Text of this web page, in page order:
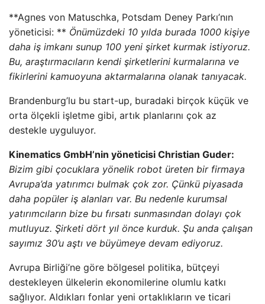
**Agnes von Matuschka, Potsdam Deney Parkı’nın
yöneticisi: ** Önümüzdeki 10 yılda burada 1000 kişiye
daha iş imkanı sunup 100 yeni şirket kurmak istiyoruz.
Bu, araştırmacıların kendi şirketlerini kurmalarına ve
fikirlerini kamuoyuna aktarmalarına olanak tanıyacak.
Brandenburg’lu bu start-up, buradaki birçok küçük ve
orta ölçekli işletme gibi, artık planlarını çok az
destekle uyguluyor.
Kinematics GmbH’nin yöneticisi Christian Guder:
Bizim gibi çocuklara yönelik robot üreten bir firmaya
Avrupa’da yatırımcı bulmak çok zor. Çünkü piyasada
daha popüler iş alanları var. Bu nedenle kurumsal
yatırımcıların bize bu fırsatı sunmasından dolayı çok
mutluyuz. Şirketi dört yıl önce kurduk. Şu anda çalışan
sayımız 30’u aştı ve büyümeye devam ediyoruz.
Avrupa Birliği’ne göre bölgesel politika, bütçeyi
destekleyen ülkelerin ekonomilerine olumlu katkı
sağlıyor. Aldıkları fonlar yeni ortaklıkların ve ticari